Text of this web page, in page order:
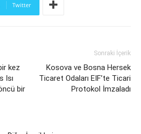
Twitter
kez
Isı
bir
Sonraki İçerik
Kosova ve Bosna Hersek
Ticaret Odaları EIF’te Ticari
Protokol İmzaladı